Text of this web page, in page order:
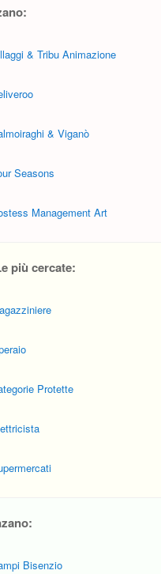
& Tribu Animazione
& Viganò
Seasons
Management Art
più cercate:
Protette
Bisenzio